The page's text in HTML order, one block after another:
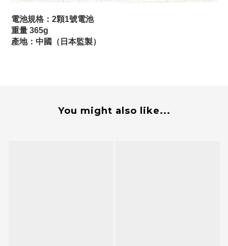
電池規格：2顆1號電池
重量 365g
產地：中國（日本監製）
You might also like...